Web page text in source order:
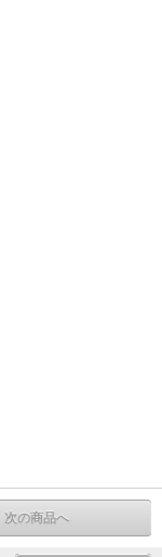
次の商品へ